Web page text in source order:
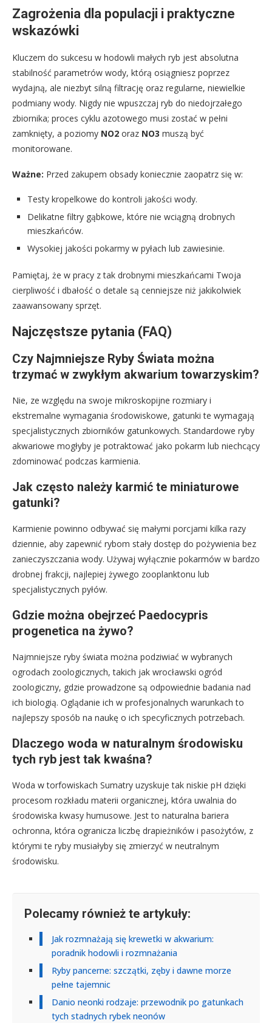
Zagrożenia dla populacji i praktyczne
wskazówki
Kluczem do sukcesu w hodowli małych ryb jest absolutna
stabilność parametrów wody, którą osiągniesz poprzez
wydajną, ale niezbyt silną filtrację oraz regularne, niewielkie
podmiany wody. Nigdy nie wpuszczaj ryb do niedojrzałego
zbiornika; proces cyklu azotowego musi zostać w pełni
zamknięty, a poziomy NO2 oraz NO3 muszą być
monitorowane.
Ważne: Przed zakupem obsady koniecznie zaopatrz się w:
Testy kropelkowe do kontroli jakości wody.
Delikatne filtry gąbkowe, które nie wciągną drobnych
mieszkańców.
Wysokiej jakości pokarmy w pyłach lub zawiesinie.
Pamiętaj, że w pracy z tak drobnymi mieszkańcami Twoja
cierpliwość i dbałość o detale są cenniejsze niż jakikolwiek
zaawansowany sprzęt.
Najczęstsze pytania (FAQ)
Czy Najmniejsze Ryby Świata można
trzymać w zwykłym akwarium towarzyskim?
Nie, ze względu na swoje mikroskopijne rozmiary i
ekstremalne wymagania środowiskowe, gatunki te wymagają
specjalistycznych zbiorników gatunkowych. Standardowe ryby
akwariowe mogłyby je potraktować jako pokarm lub niechcący
zdominować podczas karmienia.
Jak często należy karmić te miniaturowe
gatunki?
Karmienie powinno odbywać się małymi porcjami kilka razy
dziennie, aby zapewnić rybom stały dostęp do pożywienia bez
zanieczyszczania wody. Używaj wyłącznie pokarmów w bardzo
drobnej frakcji, najlepiej żywego zooplanktonu lub
specjalistycznych pyłów.
Gdzie można obejrzeć Paedocypris
progenetica na żywo?
Najmniejsze ryby świata można podziwiać w wybranych
ogrodach zoologicznych, takich jak wrocławski ogród
zoologiczny, gdzie prowadzone są odpowiednie badania nad
ich biologią. Oglądanie ich w profesjonalnych warunkach to
najlepszy sposób na naukę o ich specyficznych potrzebach.
Dlaczego woda w naturalnym środowisku
tych ryb jest tak kwaśna?
Woda w torfowiskach Sumatry uzyskuje tak niskie pH dzięki
procesom rozkładu materii organicznej, która uwalnia do
środowiska kwasy humusowe. Jest to naturalna bariera
ochronna, która ogranicza liczbę drapieżników i pasożytów, z
którymi te ryby musiałyby się zmierzyć w neutralnym
środowisku.
Polecamy również te artykuły:
Jak rozmnażają się krewetki w akwarium:
poradnik hodowli i rozmnażania
Ryby pancerne: szczątki, zęby i dawne morze
pełne tajemnic
Danio neonki rodzaje: przewodnik po gatunkach
tych stadnych rybek neonów